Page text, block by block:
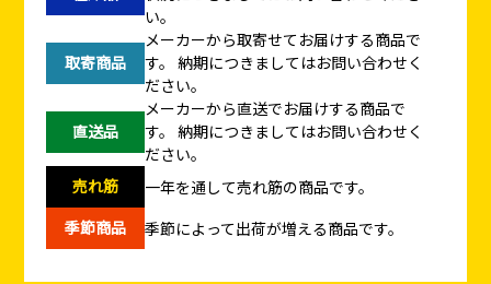
い。
取寄商品
メーカーから取寄せてお届けする商品で
す。 納期につきましてはお問い合わせく
ださい。
直送品
メーカーから直送でお届けする商品で
す。 納期につきましてはお問い合わせく
ださい。
売れ筋
一年を通して売れ筋の商品です。
季節商品
季節によって出荷が増える商品です。